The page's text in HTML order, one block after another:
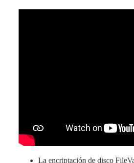
La encriptación de disco